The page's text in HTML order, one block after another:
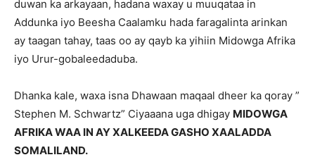
duwan ka arkayaan, hadana waxay u muuqataa in
Addunka iyo Beesha Caalamku hada faragalinta arinkan
ay taagan tahay, taas oo ay qayb ka yihiin Midowga Afrika
iyo Urur-gobaleedaduba.
Dhanka kale, waxa isna Dhawaan maqaal dheer ka qoray ”
Stephen M. Schwartz” Ciyaaana uga dhigay MIDOWGA
AFRIKA WAA IN AY XALKEEDA GASHO XAALADDA
SOMALILAND.